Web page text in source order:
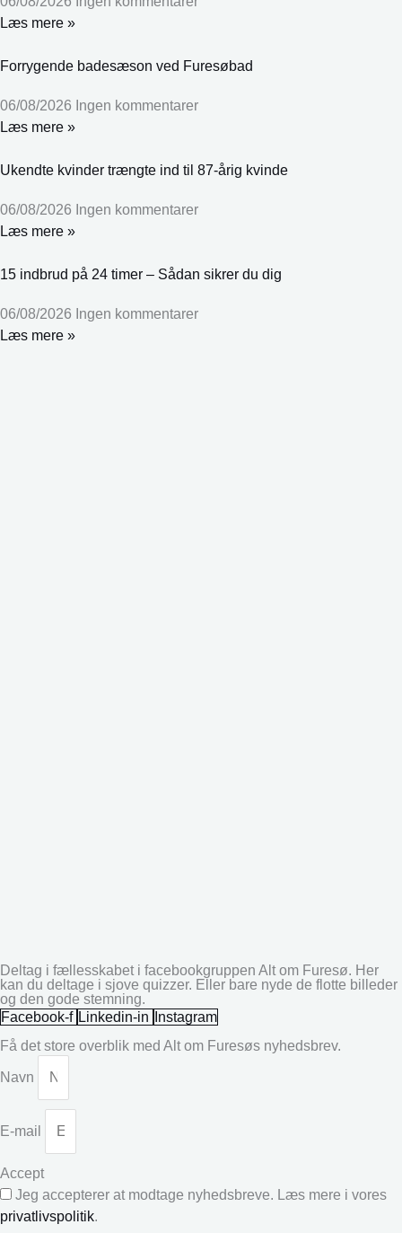
Læs mere »
Forrygende badesæson ved Furesøbad
06/08/2026 Ingen kommentarer
Læs mere »
Ukendte kvinder trængte ind til 87-årig kvinde
06/08/2026 Ingen kommentarer
Læs mere »
15 indbrud på 24 timer – Sådan sikrer du dig
06/08/2026 Ingen kommentarer
Læs mere »
Deltag i fællesskabet i facebookgruppen Alt om Furesø. Her
kan du deltage i sjove quizzer. Eller bare nyde de flotte billeder
og den gode stemning.
Facebook-f Linkedin-in
Instagram
Få det store overblik med Alt om Furesøs nyhedsbrev.
Navn
E-mail
Accept
Jeg accepterer at modtage nyhedsbreve. Læs mere i vores
privatlivspolitik.